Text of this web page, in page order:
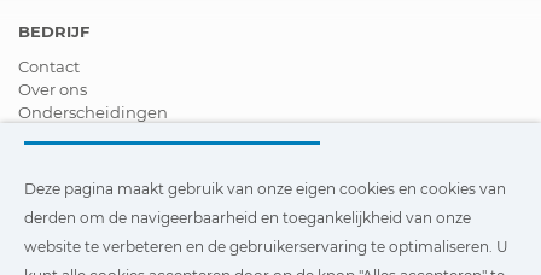
BEDRIJF
Contact
Over ons
Onderscheidingen
Verdeler worden
Nieuws
Video´s
FAQ - V&A
Deze pagina maakt gebruik van onze eigen cookies en cookies van
derden om de navigeerbaarheid en toegankelijkheid van onze
website te verbeteren en de gebruikerservaring te optimaliseren. U